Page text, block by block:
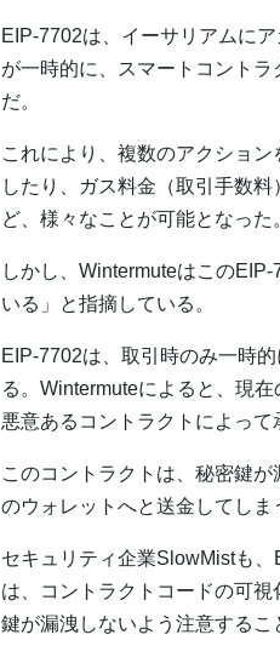
EIP-7702は、イーサリアムに
が一時的に、スマートコント
だ。
これにより、複数のアクショ
したり、ガス料金（取引手数
ど、様々なことが可能となった。
しかし、Wintermuteはこの
いる」と指摘している。
EIP-7702は、取引時のみ一時
る。Wintermuteによると、現
悪意あるコントラクトによって
このコントラクトは、秘密鍵
のウォレットへと送金してしま
セキュリティ企業SlowMistも
は、コントラクトコードの可
鍵が漏洩しないよう注意するこ